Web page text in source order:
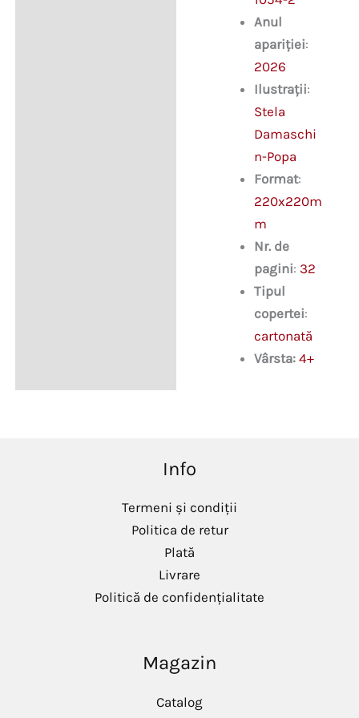
Anul
apariției:
2026
Ilustrații:
Stela
Damaschi
n-Popa
Format:
220x220m
m
Nr. de
pagini: 32
Tipul
copertei:
cartonată
Vârsta: 4+
Info
Termeni și condiții
Politica de retur
Plată
Livrare
Politică de confidențialitate
Magazin
Catalog